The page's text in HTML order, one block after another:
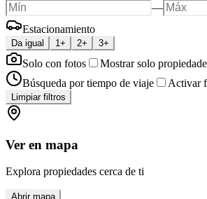
—
Estacionamiento
Da igual 1+ 2+ 3+
Solo con fotos
Mostrar solo
Búsqueda por tiempo de viaje
Activar
Limpiar filtros
Ver en mapa
Explora propiedades cerca de ti
Abrir mapa